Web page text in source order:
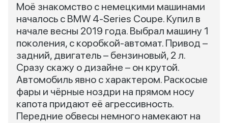
Моё знакомство с немецкими машинами
началось с BMW 4-Series Coupe. Купил в
начале весны 2019 года. Выбрал машину 1
поколения, с коробкой-автомат. Привод –
задний, двигатель – бензиновый, 2 л.
Сразу скажу о дизайне – он крутой.
Автомобиль явно с характером. Раскосые
фары и чёрные ноздри на прямом носу
капота придают её агрессивность.
Передние обвесы немного намекают на